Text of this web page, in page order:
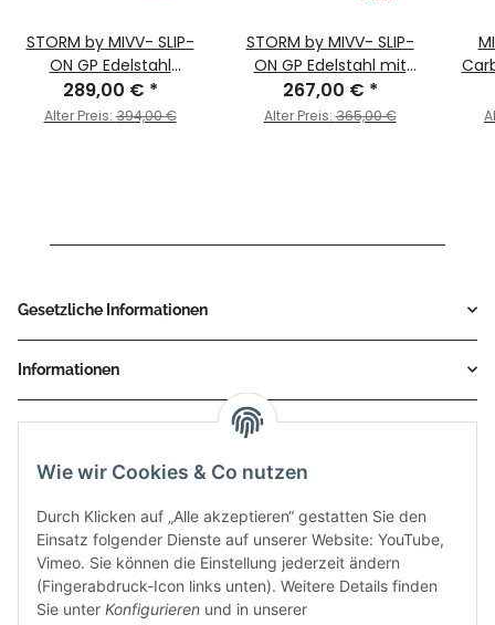
Wie wir Cookies & Co nutzen
Durch Klicken auf „Alle akzeptieren“ gestatten Sie den
Einsatz folgender Dienste auf unserer Website: YouTube,
Vimeo. Sie können die Einstellung jederzeit ändern
(Fingerabdruck-Icon links unten). Weitere Details finden
Sie unter Konfigurieren und in unserer
STORM by MIVV- SLIP-
ON GP Edelstahl
schwarz mit
Carbonendkappe für
289,00 € *
Alter Preis:394,00 €
STORM by MIVV- SLIP-
ON GP Edelstahl mit
Carbonendkappe für
KAWASAKI Z300 Bj. 2015
267,00 € *
Alter Preis:365,00 €
Gesetzliche Informationen
Informationen